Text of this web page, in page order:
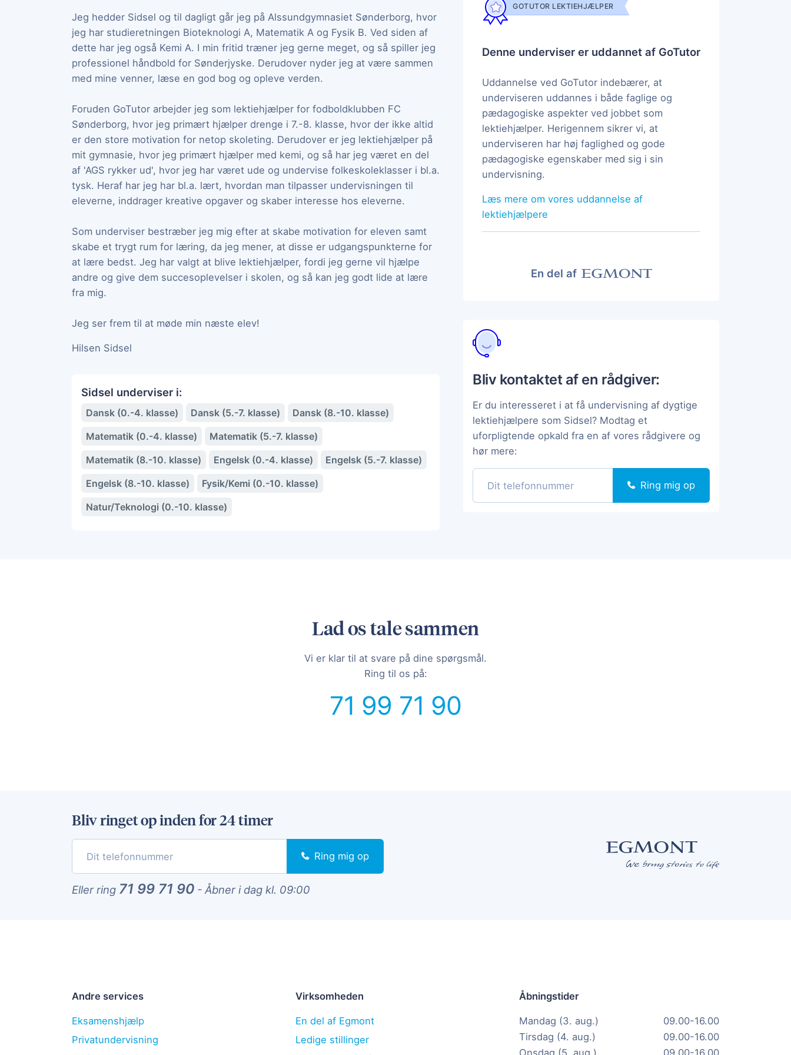
Jeg hedder Sidsel og til dagligt går jeg på Alssundgymnasiet Sønderborg, hvor
jeg har studieretningen Bioteknologi A, Matematik A og Fysik B. Ved siden af
dette har jeg også Kemi A. I min fritid træner jeg gerne meget, og så spiller jeg
professionel håndbold for Sønderjyske. Derudover nyder jeg at være sammen
med mine venner, læse en god bog og opleve verden.
Foruden GoTutor arbejder jeg som lektiehjælper for fodboldklubben FC
Sønderborg, hvor jeg primært hjælper drenge i 7.-8. klasse, hvor der ikke altid
er den store motivation for netop skoleting. Derudover er jeg lektiehjælper på
mit gymnasie, hvor jeg primært hjælper med kemi, og så har jeg været en del
af 'AGS rykker ud', hvor jeg har været ude og undervise folkeskoleklasser i bl.a.
tysk. Heraf har jeg har bl.a. lært, hvordan man tilpasser undervisningen til
eleverne, inddrager kreative opgaver og skaber interesse hos eleverne.
Som underviser bestræber jeg mig efter at skabe motivation for eleven samt
skabe et trygt rum for læring, da jeg mener, at disse er udgangspunkterne for
at lære bedst. Jeg har valgt at blive lektiehjælper, fordi jeg gerne vil hjælpe
andre og give dem succesoplevelser i skolen, og så kan jeg godt lide at lære
fra mig.
Jeg ser frem til at møde min næste elev!
Hilsen Sidsel
Sidsel underviser i:
Dansk (0.-4. klasse) Dansk (5.-7. klasse)
Dansk (8.-10. klasse)
Matematik (0.-4. klasse)
Matematik (5.-7. klasse)
Matematik (8.-10. klasse)
Engelsk (0.-4. klasse)
Engelsk (5.-7. klasse)
Engelsk (8.-10. klasse)
Fysik/Kemi (0.-10. klasse)
Natur/Teknologi (0.-10. klasse)
GOTUTOR LEKTIEHJÆLPER
Denne underviser er uddannet af GoTutor
Uddannelse ved GoTutor indebærer, at
underviseren uddannes i både faglige og
pædagogiske aspekter ved jobbet som
lektiehjælper. Herigennem sikrer vi, at
underviseren har høj faglighed og gode
pædagogiske egenskaber med sig i sin
undervisning.
Læs mere om vores uddannelse af
lektiehjælpere
En del af
Bliv kontaktet af en rådgiver:
Er du interesseret i at få undervisning af dygtige
lektiehjælpere som Sidsel? Modtag et
uforpligtende opkald fra en af vores rådgivere og
hør mere:
Ring mig op
Lad os tale sammen
Vi er klar til at svare på dine spørgsmål.
Ring til os på:
71 99 71 90
Bliv ringet op inden for 24 timer
Ring mig op
Eller ring 71 99 71 90 - Åbner i dag kl. 09:00
Andre services
Eksamenshjælp
Privatundervisning
Virksomheden
En del af Egmont
Ledige stillinger
Åbningstider
Mandag (3. aug.)
09.00-16.00
Tirsdag (4. aug.)
09.00-16.00
Onsdag (5. aug.)
09.00-16.00